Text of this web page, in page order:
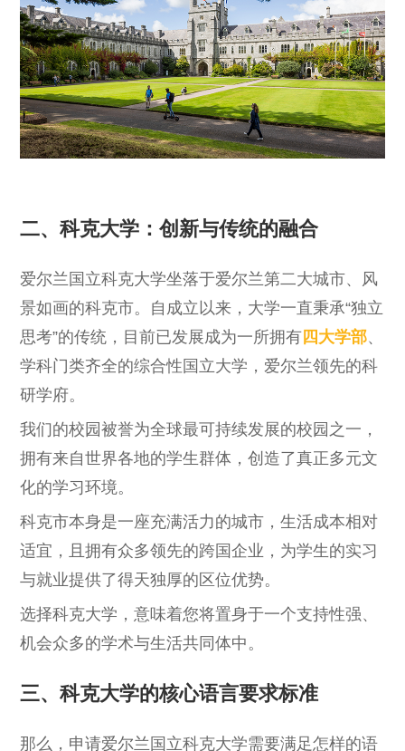
二、科克大学：创新与传统的融合
爱尔兰国立科克大学坐落于爱尔兰第二大城市、风
景如画的科克市。自成立以来，大学一直秉承“独立
思考”的传统，目前已发展成为一所拥有 四大学部、
学科门类齐全的综合性国立大学，爱尔兰领先的科
研学府。
我们的校园被誉为全球最可持续发展的校园之一，
拥有来自世界各地的学生群体，创造了真正多元文
化的学习环境。
科克市本身是一座充满活力的城市，生活成本相对
适宜，且拥有众多领先的跨国企业，为学生的实习
与就业提供了得天独厚的区位优势。
选择科克大学，意味着您将置身于一个支持性强、
机会众多的学术与生活共同体中。
三、科克大学的核心语言要求标准
那么，申请爱尔兰国立科克大学需要满足怎样的语